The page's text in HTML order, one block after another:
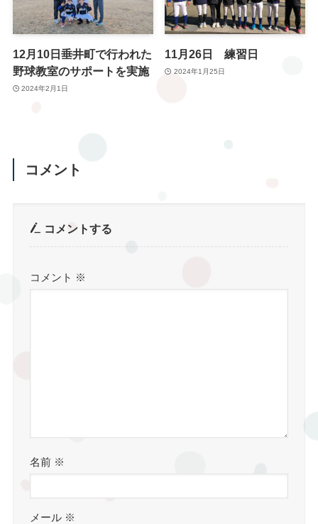
12月10日垂井町で行われた
野球教室のサポートを実施
2024年2月1日
11月26日 練習日
2024年1月25日
コメント
コメントする
コメント ※
名前 ※
メール ※